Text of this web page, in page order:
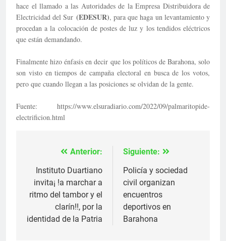
hace el llamado a las Autoridades de la Empresa Distribuidora de
Electricidad del Sur (EDESUR), para que haga un levantamiento y
procedan a la colocación de postes de luz y los tendidos eléctricos
que están demandando.
Finalmente hizo énfasis en decir que los políticos de Barahona, solo
son visto en tiempos de campaña electoral en busca de los votos,
pero que cuando llegan a las posiciones se olvidan de la gente.
Fuente: https://www.elsuradiario.com/2022/09/palmaritopide-
electrificion.html
Navegación
de
entradas
Anterior:
Instituto Duartiano
invita¡ !a marchar a
ritmo del tambor y el
clarín!!, por la
identidad de la Patria
Siguiente:
Policía y sociedad
civil organizan
encuentros
deportivos en
Barahona